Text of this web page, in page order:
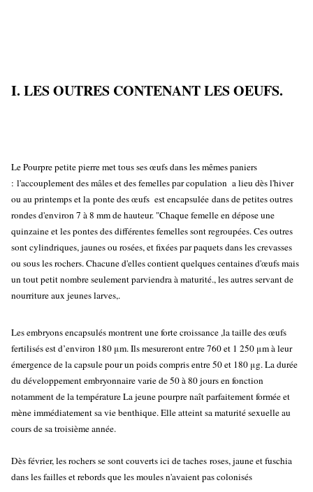
I. LES OUTRES CONTENANT LES OEUFS.
Le Pourpre petite pierre met tous ses œufs dans les mêmes paniers
: l'accouplement des mâles et des femelles par copulation a lieu dès l'hiver
ou au printemps et la ponte des œufs est encapsulée dans de petites outres
rondes d'environ 7 à 8 mm de hauteur. "Chaque femelle en dépose une
quinzaine et les pontes des différentes femelles sont regroupées. Ces outres
sont cylindriques, jaunes ou rosées, et fixées par paquets dans les crevasses
ou sous les rochers. Chacune d'elles contient quelques centaines d'œufs mais
un tout petit nombre seulement parviendra à maturité., les autres servant de
nourriture aux jeunes larves,.
Les embryons encapsulés montrent une forte croissance ,la taille des œufs
fertilisés est d’environ 180 μm. Ils mesureront entre 760 et 1 250 μm à leur
émergence de la capsule pour un poids compris entre 50 et 180 μg. La durée
du développement embryonnaire varie de 50 à 80 jours en fonction
notamment de la température La jeune pourpre naît parfaitement formée et
mène immédiatement sa vie benthique. Elle atteint sa maturité sexuelle au
cours de sa troisième année.
Dès février, les rochers se sont couverts ici de taches roses, jaune et fuschia
dans les failles et rebords que les moules n'avaient pas colonisés